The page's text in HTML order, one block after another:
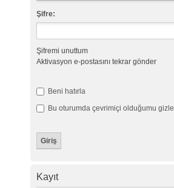
Şifre:
Şifremi unuttum
Aktivasyon e-postasını tekrar gönder
Beni hatırla
Bu oturumda çevrimiçi olduğumu gizle
Kayıt